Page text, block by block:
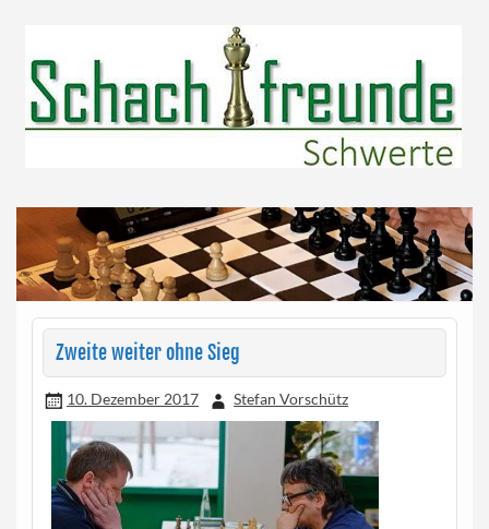
Zweite weiter ohne Sieg
10. Dezember 2017 Stefan Vorschütz